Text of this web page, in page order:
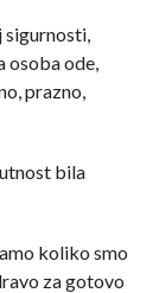
sigurnosti,
osoba ode,
prazno,
bila
koliko smo
za gotovo